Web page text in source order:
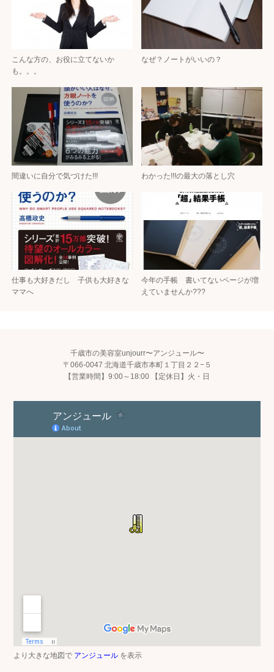
こんな方の、お役に立てないか
も。。。
なぜ？ノートがいいの？
間違いに自分で気づけた!!! わかった!!!の最大の落とし穴
仕事も大好きだし 子供も大好きな
ママへ
今年の手帳 書いてないページが増
えていませんか???
千歳市の美容室unjourr〜アンジュール〜
〒066-0047 北海道千歳市本町１丁目２２−５
【営業時間】9:00～18:00 【定休日】火・日
より大きな地図で アンジュール を表示